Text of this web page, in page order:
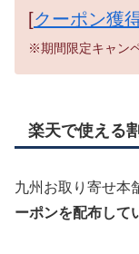
[クーポン獲
※期間限定キャン
楽天で使える
九州お取り寄せ本
ーポンを配布して